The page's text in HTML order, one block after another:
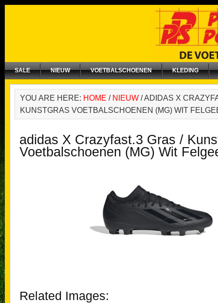
SALE NIEUW VOETBALSCHOENEN KLEDING
YOU ARE HERE: HOME / NIEUW /ADIDAS X
KUNSTGRAS VOETBALSCHOENEN (MG) WIT
adidas X Crazyfast.3 Gras /
Voetbalschoenen (MG) Wit
Related Images: